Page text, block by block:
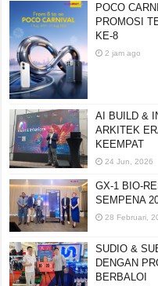
POCO
PROMOSI
KE-8
2 jam ago
AI BUILD &
ARKITEK
KEEMPAT
24 Jun, 2026
GX-1 BIO-
SEMPENA
28 Februari,
SUDIO &
DENGAN
BERBALOI